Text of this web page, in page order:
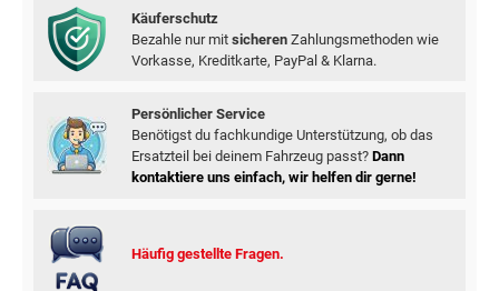
Käuferschutz
Bezahle nur mit sicherenZahlungsmethoden wie
Vorkasse, Kreditkarte, PayPal & Klarna.
Persönlicher Service
Benötigst du fachkundige Unterstützung, ob das
Ersatzteil bei deinem Fahrzeug passt? Dann
kontaktiere uns einfach, wir helfen dir gerne!
Häufig gestellte Fragen.